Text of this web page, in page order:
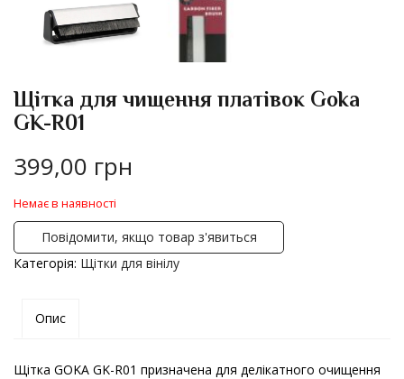
Щітка для чищення платівок Goka
GK-R01
399,00 грн
Немає в наявності
Повідомити, якщо товар з'явиться
Категорія: Щітки для вінілу
Опис
Щітка GOKA GK-R01 призначена для делікатного очищення